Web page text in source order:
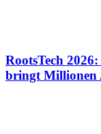
RootsTech
bringt Millionen